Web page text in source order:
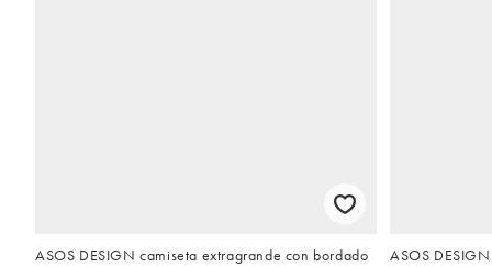
ASOS DESIGN camiseta extragrande con bordado
ASOS